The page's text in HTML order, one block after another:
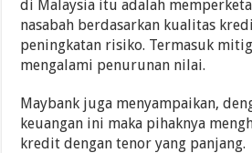
di Malaysia itu adalah
nasabah berdasarkan kualitas
peningkatan risiko. Termasuk
mengalami penurunan nilai.
Maybank juga menyampaikan,
keuangan ini maka pihaknya
kredit dengan tenor yang panjang.